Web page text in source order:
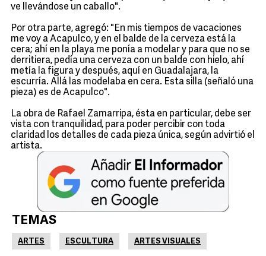
ve llevándose un caballo".
Por otra parte, agregó: "En mis tiempos de vacaciones
me voy a Acapulco, y en el balde de la cerveza está la
cera; ahí en la playa me ponía a modelar y para que no se
derritiera, pedía una cerveza con un balde con hielo, ahí
metía la figura y después, aquí en Guadalajara, la
escurría. Allá las modelaba en cera. Esta silla (señaló una
pieza) es de Acapulco".
La obra de Rafael Zamarripa, ésta en particular, debe ser
vista con tranquilidad, para poder percibir con toda
claridad los detalles de cada pieza única, según advirtió el
artista.
TEMAS
ARTES ESCULTURA ARTES VISUALES